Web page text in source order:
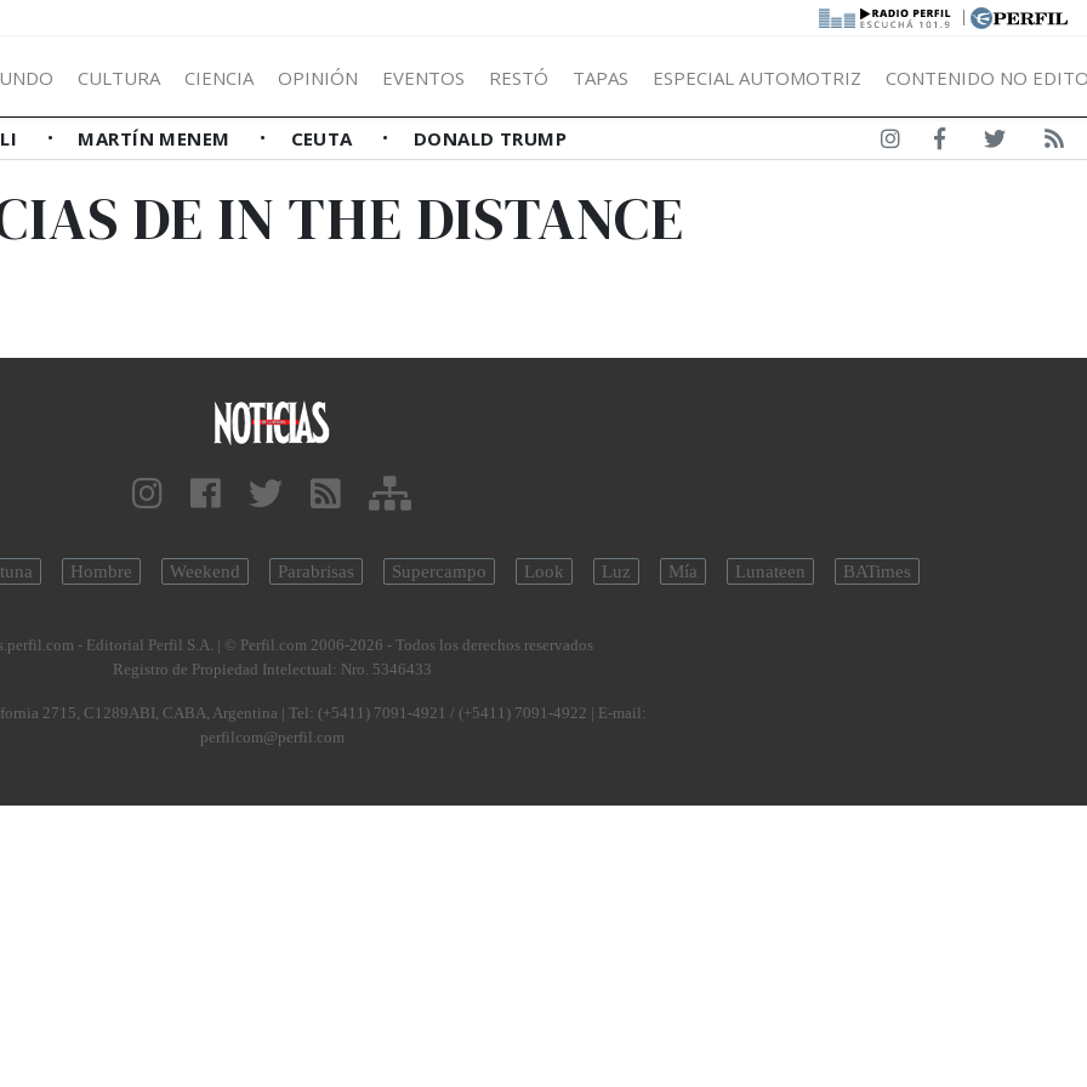
|
CULTURA CIENCIA OPINIÓN EVENTOS RESTÓ TAPAS ESPECIAL AUTOMOTRIZ CONTENIDO NO
MARTÍN MENEM CEUTA DONALD TRUMP
DE IN THE DISTANCE
Hombre Weekend Parabrisas Supercampo Look Luz Mía Lunateen BATimes
- Editorial Perfil S.A. | © Perfil.com 2006-2026 - Todos los derechos reservados
Registro de Propiedad Intelectual: Nro. 5346433
2715, C1289ABI, CABA, Argentina | Tel: (+5411) 7091-4921 / (+5411) 7091-4922 | E-mail:
perfilcom@perfil.com